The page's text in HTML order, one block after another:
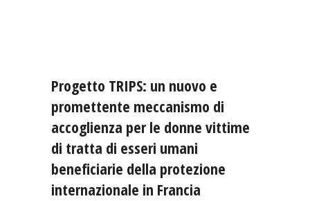
Progetto TRIPS: un nuovo e
promettente meccanismo di
accoglienza per le donne vittime
di tratta di esseri umani
beneficiarie della protezione
internazionale in Francia